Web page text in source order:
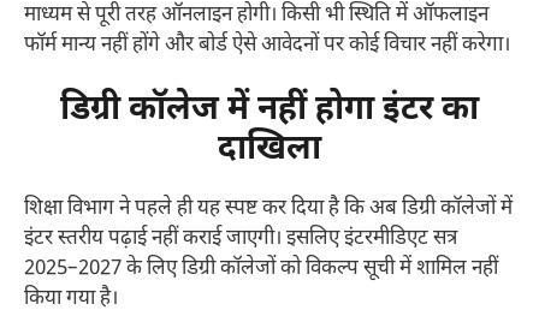
माध्यम से पूरी तरह ऑनलाइन होगी। किसी भी स्थिति में ऑफलाइन
फॉर्म मान्य नहीं होंगे और बोर्ड ऐसे आवेदनों पर कोई विचार नहीं करेगा।
डिग्री कॉलेज में नहीं होगा इंटर का
दाखिला
शिक्षा विभाग ने पहले ही यह स्पष्ट कर दिया है कि अब डिग्री कॉलेजों में
इंटर स्तरीय पढ़ाई नहीं कराई जाएगी। इसलिए इंटरमीडिएट सत्र
2025–2027 के लिए डिग्री कॉलेजों को विकल्प सूची में शामिल नहीं
किया गया है।